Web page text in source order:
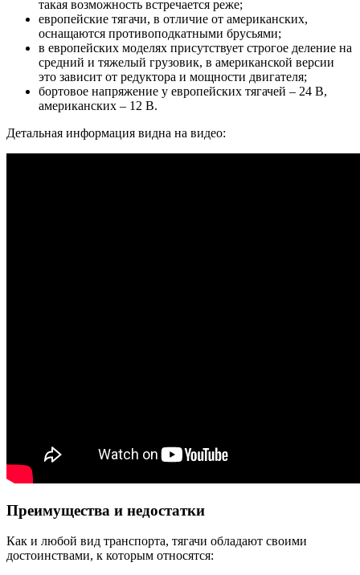
такая возможность встречается реже;
европейские тягачи, в отличие от американских,
оснащаются противоподкатными брусьями;
в европейских моделях присутствует строгое деление на
средний и тяжелый грузовик, в американской версии
это зависит от редуктора и мощности двигателя;
бортовое напряжение у европейских тягачей – 24 В,
американских – 12 В.
Детальная информация видна на видео:
Преимущества и недостатки
Как и любой вид транспорта, тягачи обладают своими
достоинствами, к которым относятся: